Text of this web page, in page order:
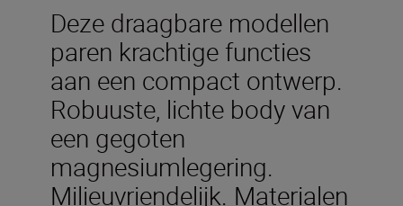
Deze draagbare modellen
paren krachtige functies
aan een compact ontwerp.
Robuuste, lichte body van
een gegoten
magnesiumlegering.
Milieuvriendelijk. Materialen